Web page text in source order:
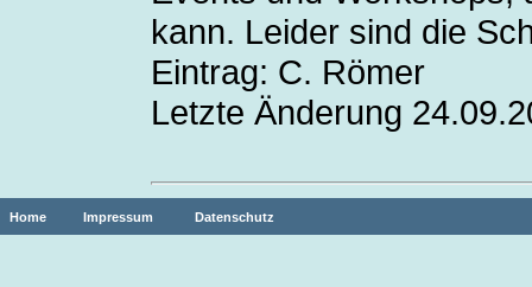
kann. Leider sind die
Eintrag: C. Römer
Letzte Änderung
Home Impressum Datenschutz